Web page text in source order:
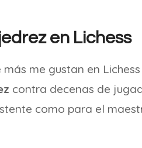
en Lichess
me gustan en
contra decenas de
como para el